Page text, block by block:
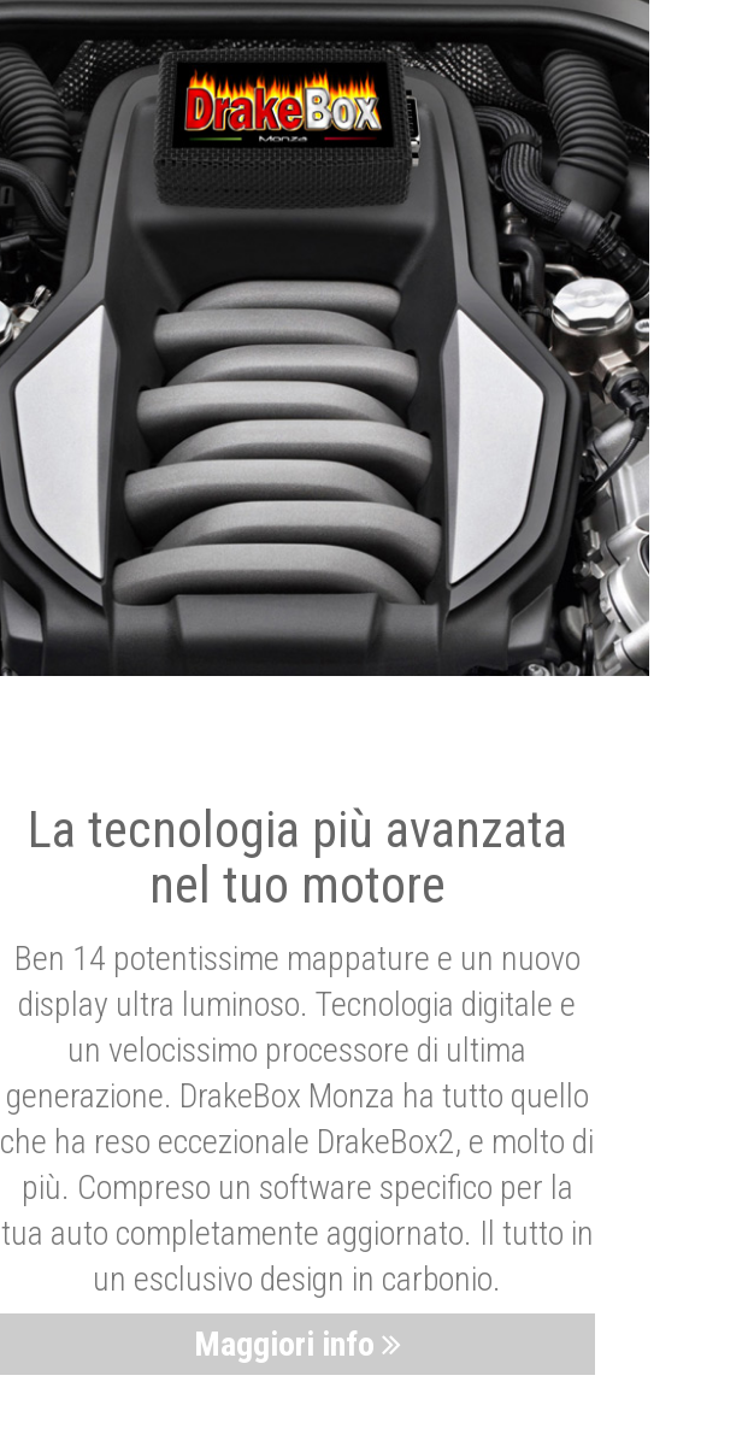
La tecnologia più avanzata
nel tuo motore
Ben 14 potentissime mappature e un nuovo
display ultra luminoso. Tecnologia digitale e
un velocissimo processore di ultima
generazione. DrakeBox Monza ha tutto quello
che ha reso eccezionale DrakeBox2, e molto di
più. Compreso un software specifico per la
tua auto completamente aggiornato. Il tutto in
un esclusivo design in carbonio.
Maggiori info